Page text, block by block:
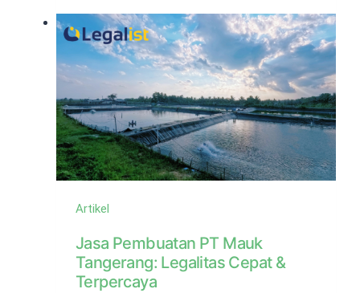
Pariwisata
OSS
Artikel
Jasa Pembuatan PT Mauk
Tangerang: Legalitas Cepat &
Terpercaya